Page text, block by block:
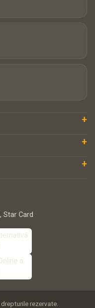
+
+
+
rezervate.